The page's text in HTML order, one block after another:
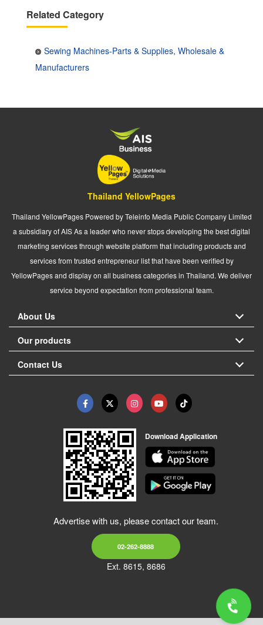
Related Category
Sewing Machines-Parts & Supplies, Wholesale &
Manufacturers
Thailand YellowPages
Thailand YellowPages Powered by Teleinfo Media Public Company Limited
a subsidiary of AIS As a leader who never stops developing the best digital
marketing services through website platform that including products and
services from trusted entrepreneur list that have been verified by
YellowPages and display on all business categories in Thailand. We deliver
service beyond expectation from professional team.
About Us
Our products
Contact Us
Download Application
Advertise with us, please contact our team.
02-262-8888
Ext. 8615, 8686